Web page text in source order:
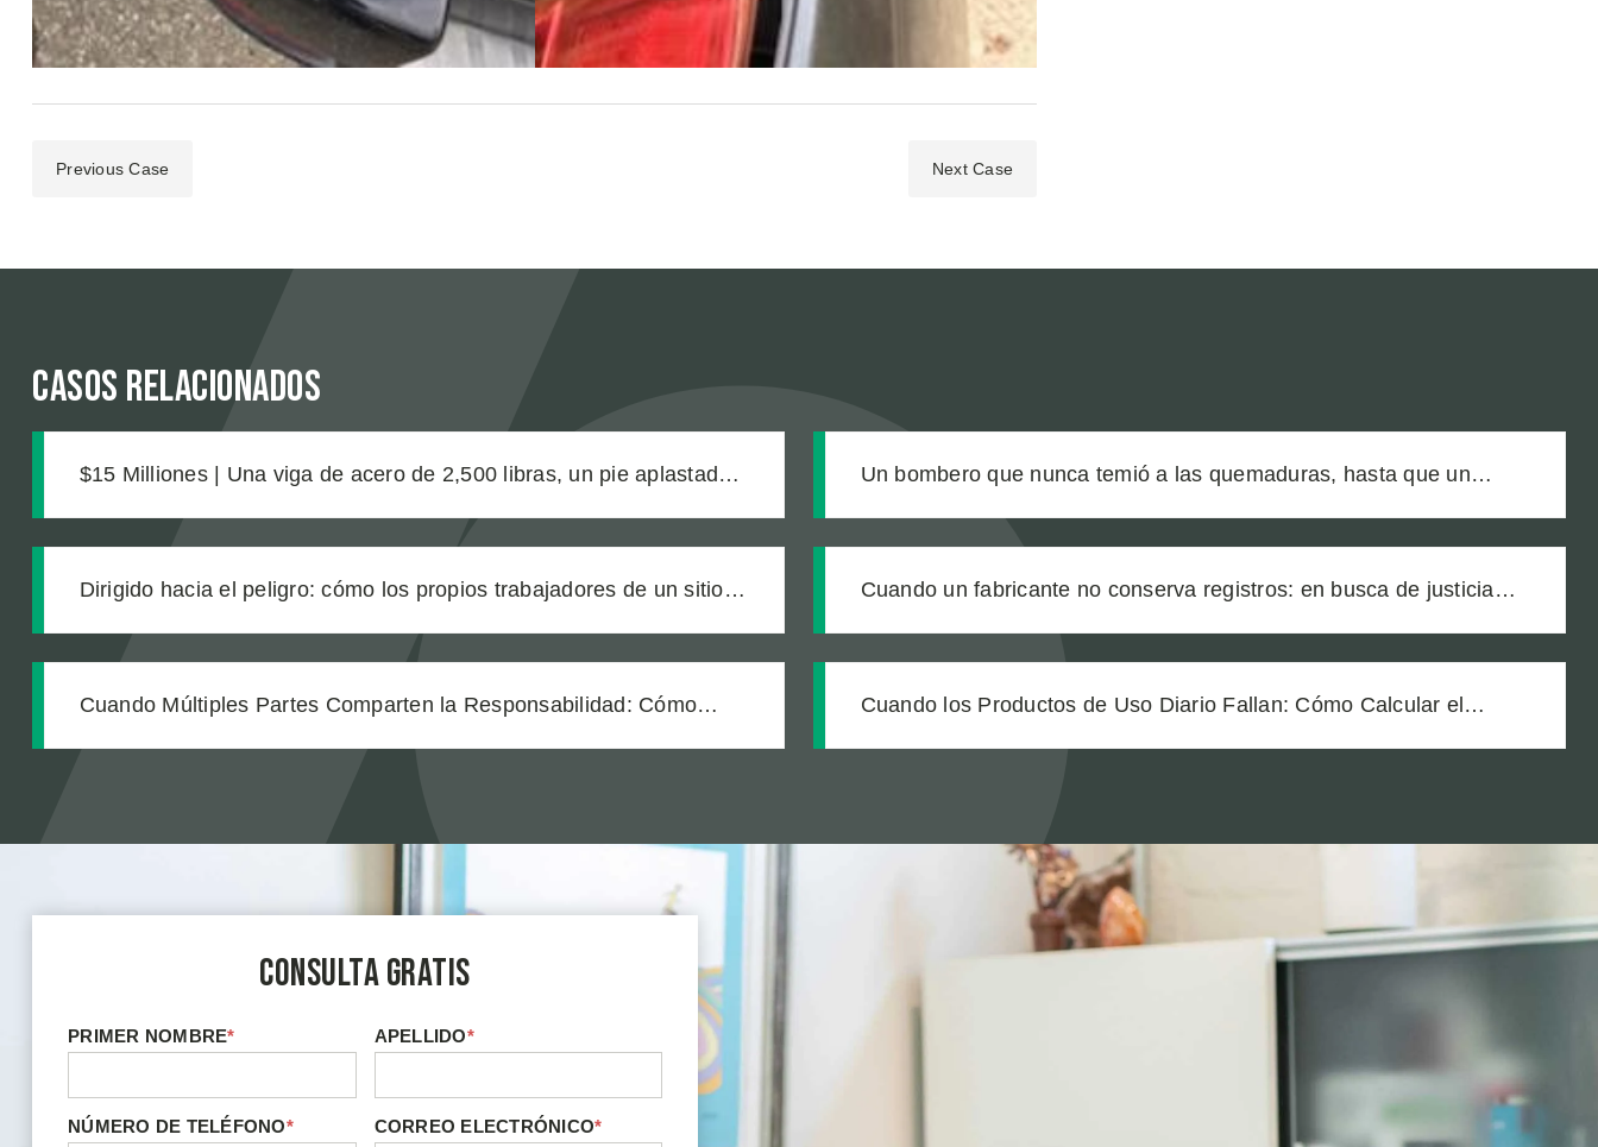
Previous Case Next Case
Casos relacionados
$15 Milliones | Una viga de acero de 2,500 libras, un pie aplastado y
Un bombero que nunca temió a las quemaduras, hasta que un
Dirigido hacia el peligro: cómo los propios trabajadores de un sitio
Cuando un fabricante no conserva registros: en busca de justicia
Cuando Múltiples Partes Comparten la Responsabilidad: Cómo
Cuando los Productos de Uso Diario Fallan: Cómo Calcular el
Consulta Gratis
PRIMER NOMBRE* APELLIDO*
NÚMERO DE TELÉFONO* CORREO ELECTRÓNICO*